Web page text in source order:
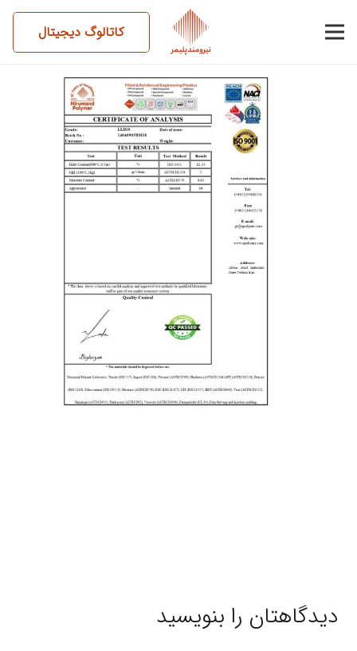
کاتالوگ دیجیتال
14040905BM18-NC-LLD10
دیدگاهتان را بنویسید